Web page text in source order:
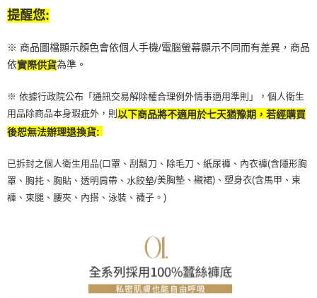
「AFTEE先享後付」，若未經同意申辦者引起之損失，本公司不負相關責
任。
時審查核予不同之上限額度；若仍有額度不足之情形，本公司將視審查結果
５．嚴禁一人註冊多個帳號或使用他人資訊註冊。若發現惡意使用之情形，
每筆NT$100，滿NT$790(含以上)免運費
付款後寶雅門市自取(由倉庫統一出貨)
每筆NT$80，滿NT$290(含以上)免運費
提醒您:
※ 商品圖檔顯示顏色會依個人手機/電腦螢幕顯示不同而有差異，商品
依實際供貨為準。
※ 依據行政院公布「通訊交易解除權合理例外情事適用準則」，個人衛生
用品除商品本身瑕疵外，則 以下商品將不適用於七天猶豫期，若經購買
後恕無法辦理退換貨:
已拆封之個人衛生用品(口罩、刮鬍刀、除毛刀、紙尿褲、內衣褲(含隱形胸
罩、胸扥、胸貼、透明肩帶、水餃墊/美胸墊、襯裙)、塑身衣(含馬甲、束
褲、束腿、腰夾、內搭、泳裝、襪子。)